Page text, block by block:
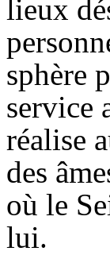
lieux
sphère
service
réalise
des
où le
lui.